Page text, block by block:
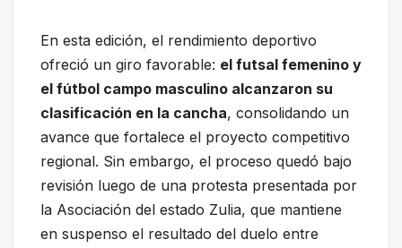
En esta edición, el rendimiento deportivo
ofreció un giro favorable: el futsal femenino y
el fútbol campo masculino alcanzaron su
clasificación en la cancha, consolidando un
avance que fortalece el proyecto competitivo
regional. Sin embargo, el proceso quedó bajo
revisión luego de una protesta presentada por
la Asociación del estado Zulia, que mantiene
en suspenso el resultado del duelo entre